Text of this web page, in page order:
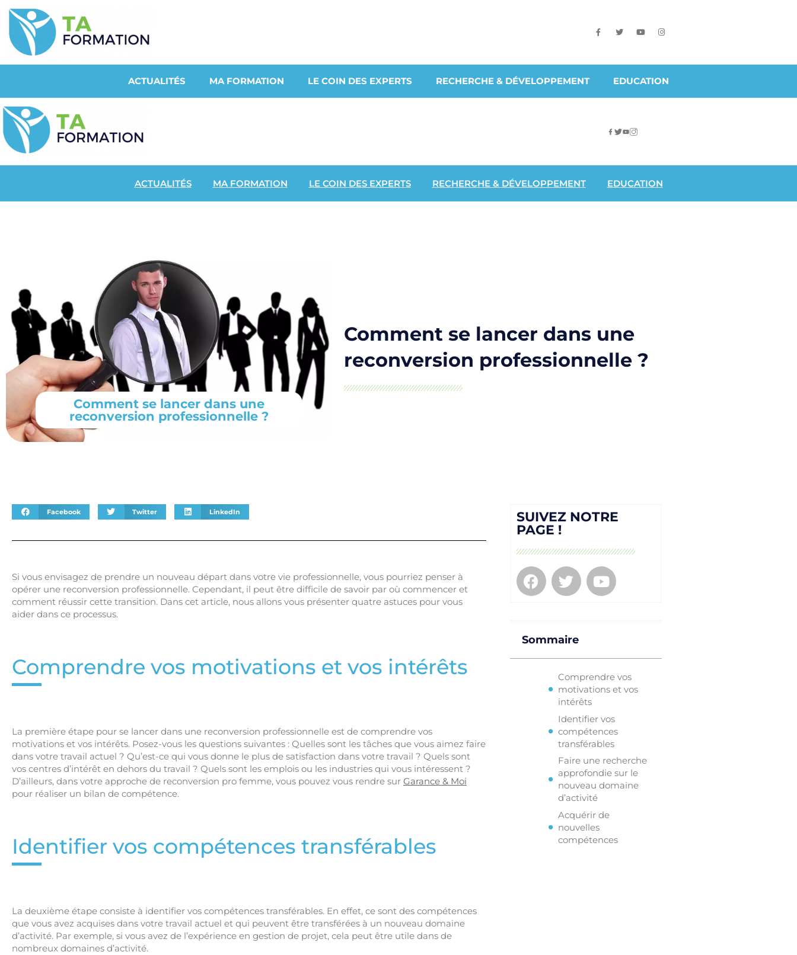
ACTUALITÉS MA FORMATION LE COIN DES EXPERTS RECHERCHE & DÉVELOPPEMENT EDUCATION
ACTUALITÉS MA FORMATION LE COIN DES EXPERTS RECHERCHE & DÉVELOPPEMENT EDUCATION
Comment se lancer dans une
reconversion professionnelle ?
Comment se lancer dans une
reconversion professionnelle ?
Facebook Twitter LinkedIn
Si vous envisagez de prendre un nouveau départ dans votre vie professionnelle, vous pourriez penser à
opérer une reconversion professionnelle. Cependant, il peut être difficile de savoir par où commencer et
comment réussir cette transition. Dans cet article, nous allons vous présenter quatre astuces pour vous
aider dans ce processus.
Comprendre vos motivations et vos intérêts
La première étape pour se lancer dans une reconversion professionnelle est de comprendre vos
motivations et vos intérêts. Posez-vous les questions suivantes : Quelles sont les tâches que vous aimez faire
dans votre travail actuel ? Qu’est-ce qui vous donne le plus de satisfaction dans votre travail ? Quels sont
vos centres d’intérêt en dehors du travail ? Quels sont les emplois ou les industries qui vous intéressent ?
D’ailleurs, dans votre approche de reconversion pro femme, vous pouvez vous rendre sur Garance & Moi
pour réaliser un bilan de compétence.
Identifier vos compétences transférables
La deuxième étape consiste à identifier vos compétences transférables. En effet, ce sont des compétences
que vous avez acquises dans votre travail actuel et qui peuvent être transférées à un nouveau domaine
d’activité. Par exemple, si vous avez de l’expérience en gestion de projet, cela peut être utile dans de
nombreux domaines d’activité.
SUIVEZ NOTRE
PAGE !
Sommaire
Comprendre vos
motivations et vos
intérêts
Identifier vos
compétences
transférables
Faire une recherche
approfondie sur le
nouveau domaine
d’activité
Acquérir de
nouvelles
compétences